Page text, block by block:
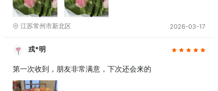
江苏常州市新北区 2026-03-17
戎*明
第一次收到，朋友非常满意，下次还会来的